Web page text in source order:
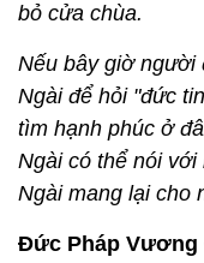
bỏ cửa chùa.
Nếu bây giờ người
Ngài để hỏi "đức
tìm hạnh phúc ở
Ngài có thể nói
Ngài mang lại cho
Đức Pháp Vương